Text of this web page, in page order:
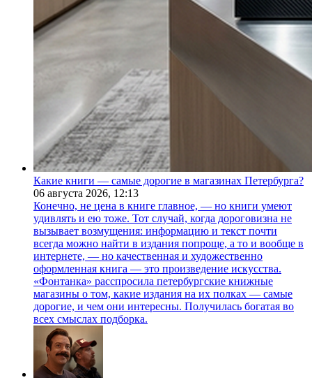
Какие книги — самые дорогие в магазинах Петербурга?
06 августа 2026, 12:13
Конечно, не цена в книге главное, — но книги умеют
удивлять и ею тоже. Тот случай, когда дороговизна не
вызывает возмущения: информацию и текст почти
всегда можно найти в издания попроще, а то и вообще в
интернете, — но качественная и художественно
оформленная книга — это произведение искусства.
«Фонтанка» расспросила петербургские книжные
магазины о том, какие издания на их полках — самые
дорогие, и чем они интересны. Получилась богатая во
всех смыслах подборка.